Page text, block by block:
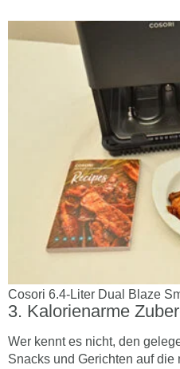
Cosori 6.4-Liter Dual Blaze
Kalorienarme
Wer kennt es nicht, den
Snacks und Gerichten auf die